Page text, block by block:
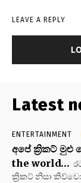
LEAVE A REPLY
Latest
ENTERTAINMENT
අපේ ක්‍රිකට්
the world…
ක්‍රිකට් නිසා